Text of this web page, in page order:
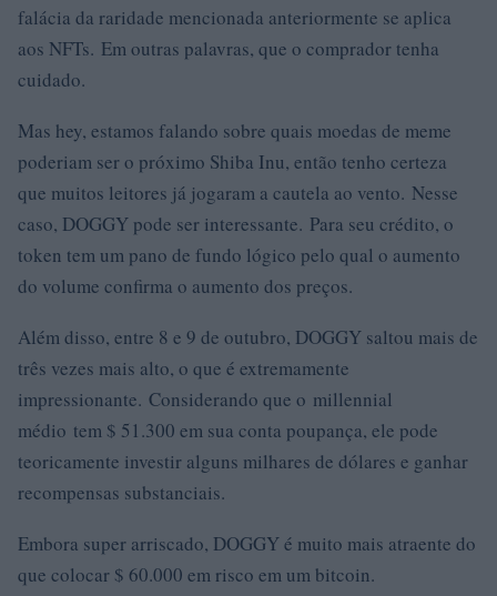
falácia da raridade mencionada anteriormente se aplica
aos NFTs. Em outras palavras, que o comprador tenha
cuidado.
Mas hey, estamos falando sobre quais moedas de meme
poderiam ser o próximo Shiba Inu, então tenho certeza
que muitos leitores já jogaram a cautela ao vento. Nesse
caso, DOGGY pode ser interessante. Para seu crédito, o
token tem um pano de fundo lógico pelo qual o aumento
do volume confirma o aumento dos preços.
Além disso, entre 8 e 9 de outubro, DOGGY saltou mais de
três vezes mais alto, o que é extremamente
impressionante. Considerando que o millennial
médio tem $ 51.300 em sua conta poupança, ele pode
teoricamente investir alguns milhares de dólares e ganhar
recompensas substanciais.
Embora super arriscado, DOGGY é muito mais atraente do
que colocar $ 60.000 em risco em um bitcoin.